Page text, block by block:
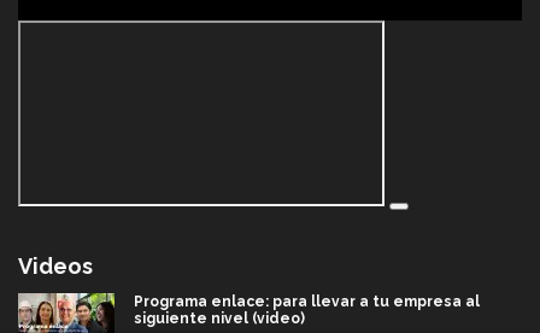
Videos
Programa enlace: para llevar a tu empresa al
siguiente nivel (video)